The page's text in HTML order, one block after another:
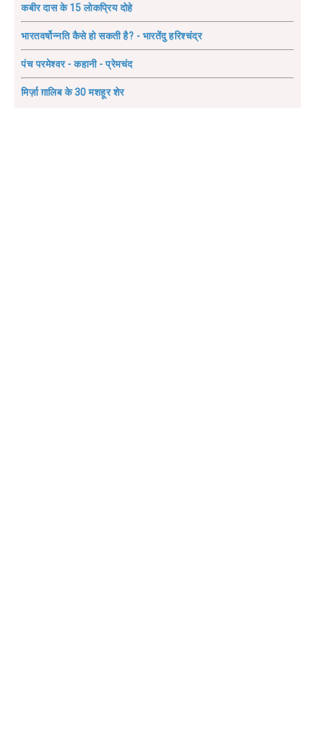
कबीर दास के 15 लोकप्रिय दोहे
भारतवर्षोन्नति कैसे हो सकती है? - भारतेंदु हरिश्चंद्र
पंच परमेश्वर - कहानी - प्रेमचंद
मिर्ज़ा ग़ालिब के 30 मशहूर शेर